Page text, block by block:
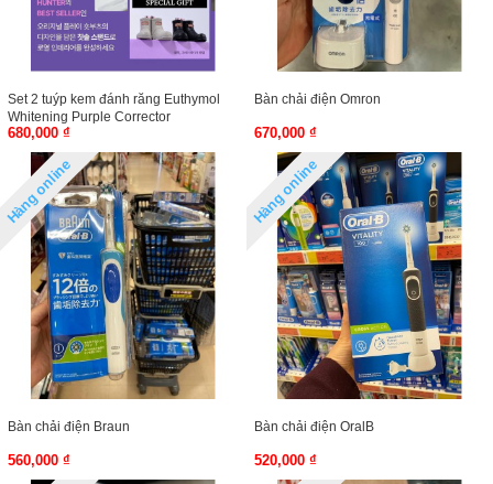
Set 2 tuýp kem đánh răng Euthymol
Whitening Purple Corrector
680,000 ₫
Bàn chải điện Omron
670,000 ₫
Hàng online
Bàn chải điện Braun
560,000 ₫
Hàng online
Bàn chải điện OralB
520,000 ₫